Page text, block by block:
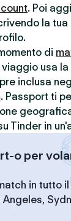
. Poi
la
di
usa la
inclusa
. Passport ti
Tinder in
o per
in tutto il